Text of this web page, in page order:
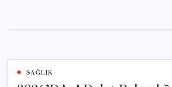
content
SAĞLIK